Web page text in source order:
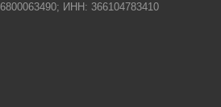
ИНН: 366104783410